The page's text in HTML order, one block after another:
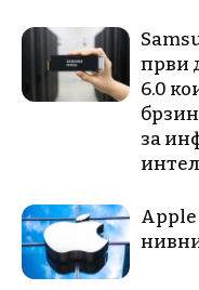
први
6.0
за
Apple